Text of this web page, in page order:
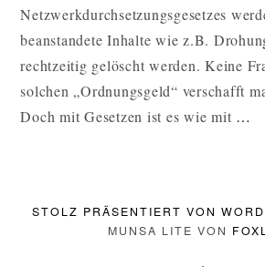
Netzwerkdurchsetzungsgesetzes
beanstandete Inhalte wie z.B.
rechtzeitig gelöscht werden. Keine
solchen „Ordnungsgeld“ verschafft
Doch mit Gesetzen ist es wie mit …
STOLZ PRÄSENTIERT VON
MUNSA LITE VON